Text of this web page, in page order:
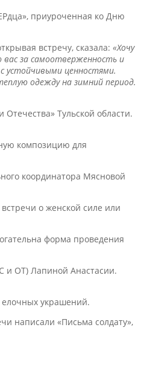
приуроченная ко Дню
встречу, сказала: «Хочу
вас за самоотверженность и
устойчивыми ценностями.
одежду на зимний период.
Тульской области.
композицию для
координатора Мясновой
о женской силе или
форма проведения
и ОТ) Лапиной Анастасии.
елочных украшений.
написали «Письма солдату»,